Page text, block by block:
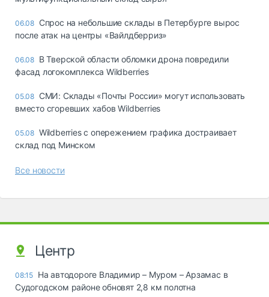
06.08 Спрос на небольшие склады в Петербурге вырос
после атак на центры «Вайлдберриз»
06.08 В Тверской области обломки дрона повредили
фасад логокомплекса Wildberries
05.08 СМИ: Склады «Почты России» могут использовать
вместо сгоревших хабов Wildberries
05.08 Wildberries с опережением графика достраивает
склад под Минском
Все новости
Центр
08:15 На автодороге Владимир – Муром – Арзамас в
Судогодском районе обновят 2,8 км полотна